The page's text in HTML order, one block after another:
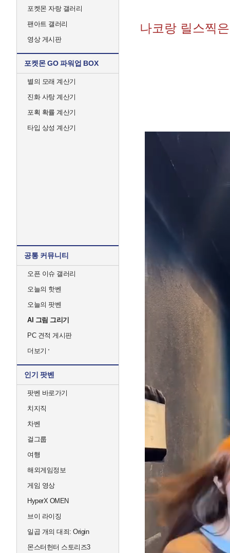
포켓몬 자랑 갤러리
팬아트 갤러리
영상 게시판
포켓몬 GO 파워업 BOX
별의 모래 계산기
진화 사탕 계산기
포획 확률 계산기
타입 상성 계산기
공통 커뮤니티
오픈 이슈 갤러리
오늘의 핫벤
오늘의 팟벤
AI 그림 그리기
PC 견적 게시판
더보기
인기 팟벤
팟벤 바로가기
치지직
차벤
걸그룹
여행
해외게임정보
게임 영상
HyperX OMEN
브이 라이징
일곱 개의 대죄: Origin
몬스터헌터 스토리즈3
나코랑 릴스찍